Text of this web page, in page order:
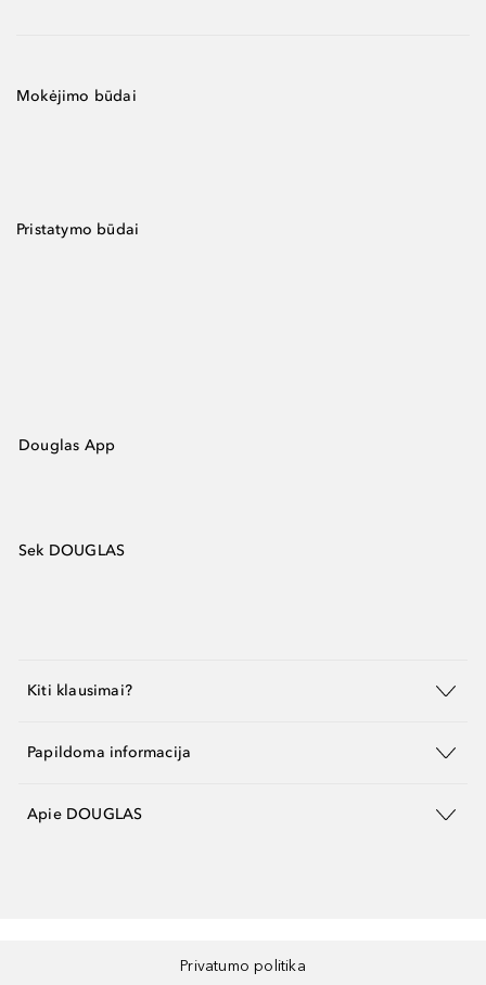
Mokėjimo būdai
Pristatymo būdai
Douglas App
Sek DOUGLAS
Kiti klausimai?
Papildoma informacija
Apie DOUGLAS
Privatumo politika